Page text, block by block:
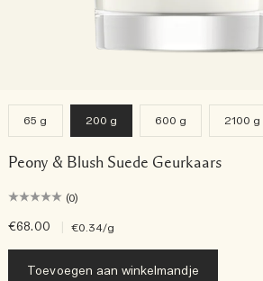
65 g 200 g 600 g 2100 g
Peony & Blush Suede Geurkaars
(0)
€68.00 €0.34/g
Toevoegen aan winkelmandje